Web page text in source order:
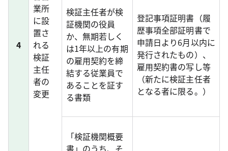
4
業所
に設
置さ
れる
検証
主任
者の
変更
検証主任者が検
証機関の役員
か、無期若しく
は1年以上の有期
の雇用契約を締
結する従業員で
あることを証す
る書類
登記事項証明書（履
歴事項全部証明書で
申請日より6月以内に
発行されたもの）、
雇用契約書の写し等
（新たに検証主任者
となる者に限る。）
「検証機関概要
書」のうち、そ